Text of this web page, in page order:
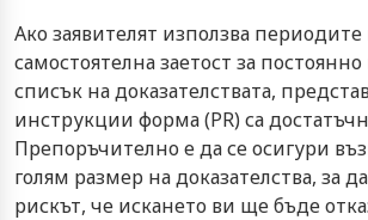
Ако заявителят използва периодите
самостоятелна заетост за
списък на доказателствата,
инструкции форма (PR) са
Препоръчително е да се осигури
голям размер на доказателства, за
рискът, че искането ви ще бъде